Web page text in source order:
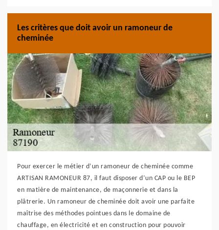
Les critères que doit avoir un ramoneur de
cheminée
Pour exercer le métier d’un ramoneur de cheminée comme
ARTISAN RAMONEUR 87, il faut disposer d’un CAP ou le BEP
en matière de maintenance, de maçonnerie et dans la
plâtrerie. Un ramoneur de cheminée doit avoir une parfaite
maîtrise des méthodes pointues dans le domaine de
chauffage, en électricité et en construction pour pouvoir